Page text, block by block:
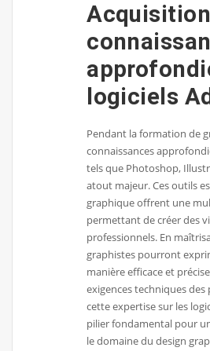
logiciels
Pendant la formation de
connaissances
tels que Photoshop,
atout majeur. Ces outils
graphique offrent une
permettant de créer des
professionnels. En
graphistes pourront
manière efficace et
exigences techniques
cette expertise sur les
pilier fondamental pour
le domaine du design